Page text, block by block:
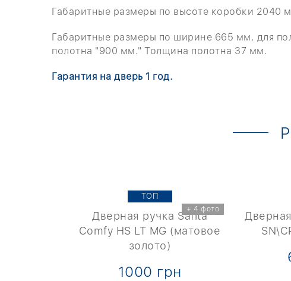
Габаритные размеры по высоте коробки 2040
Габаритные размеры по ширине 665 мм. для
полотна "900 мм." Толщина полотна 37 мм.
Гарантия на дверь 1 год.
TOП
+ 4 фото
Дверная ручка Safita
Comfy HS LT MG (матовое
золото)
1000 грн